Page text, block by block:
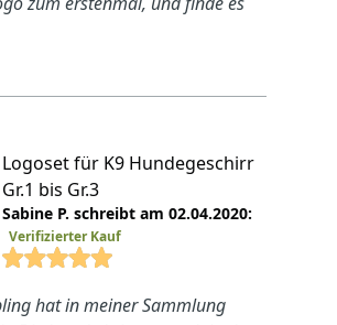
Logoset für K9 Hundegeschirr
Gr.1 bis Gr.3
Sabine P. schreibt am 02.04.2020:
Verifizierter Kauf
hat in meiner Sammlung